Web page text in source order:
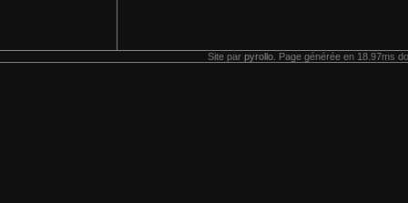
Site par pyrollo . Page générée en 18.97ms